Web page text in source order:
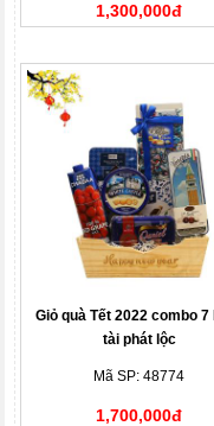
1,300,000đ
Giỏ quà Tết 2022 combo 7
tài phát lộc
Mã SP: 48774
1,700,000đ